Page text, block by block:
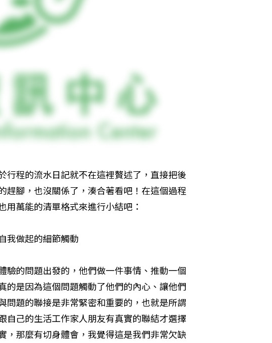
行程的流水日記就不在這裡贅述了，直接把後
趕腳，也沒關係了，湊合著看吧！在這個過程
萬能的清單格式來進行小結吧：
我做起的細節觸動
驗的問題出發的，他們做一件事情、推動一個
的是因為這個問題觸動了他們的內心、讓他們
問題的聯接是非常緊密和重要的，也就是所謂
自己的生活工作家人朋友有真實的聯結才選擇
，那麼有切身體會，我覺得這是我們非常欠缺